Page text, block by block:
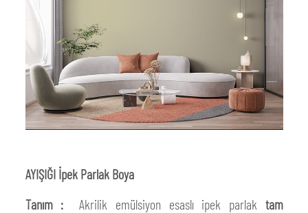
AYIŞIĞI İpek Parlak Boya
Tanım : Akrilik emülsiyon esaslı ipek parlak tam